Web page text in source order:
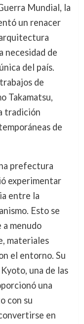
Mundial, la
un renacer
necesidad de
del país.
de
Takamatsu,
tradición
de
prefectura
experimentar
entre la
Esto se
menudo
materiales
el entorno. Su
una de las
una
con su
en